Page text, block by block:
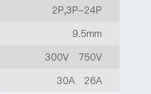
2P,3P-24P
9.5mm
300V 750V
30A 26A